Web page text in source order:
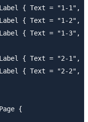
{ Text = "1-1",
{ Text = "1-2",
{ Text = "1-3",
{ Text = "2-1",
{ Text = "2-2",
{